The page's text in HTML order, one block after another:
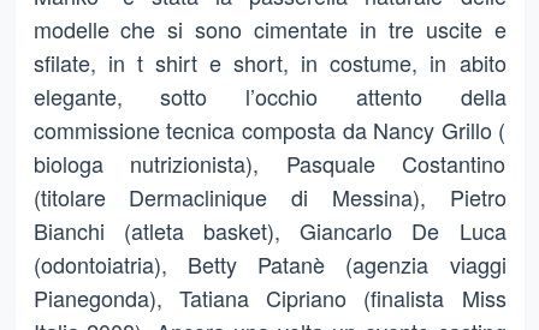
modelle che si sono cimentate in tre uscite e
sfilate, in t shirt e short, in costume, in abito
elegante, sotto l’occhio attento della
commissione tecnica composta da Nancy Grillo (
biologa nutrizionista), Pasquale Costantino
(titolare Dermaclinique di Messina), Pietro
Bianchi (atleta basket), Giancarlo De Luca
(odontoiatria), Betty Patanè (agenzia viaggi
Pianegonda), Tatiana Cipriano (finalista Miss